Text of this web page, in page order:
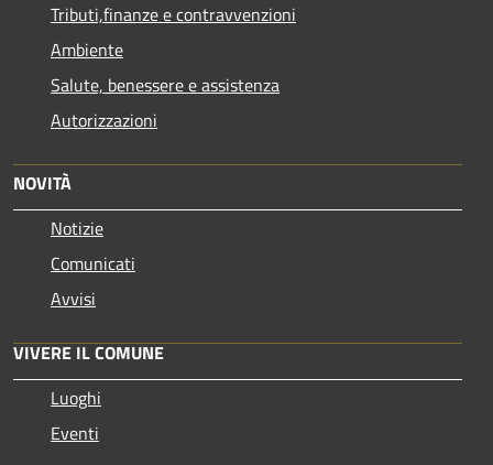
Tributi,finanze e contravvenzioni
Ambiente
Salute, benessere e assistenza
Autorizzazioni
NOVITÀ
Notizie
Comunicati
Avvisi
VIVERE IL COMUNE
Luoghi
Eventi